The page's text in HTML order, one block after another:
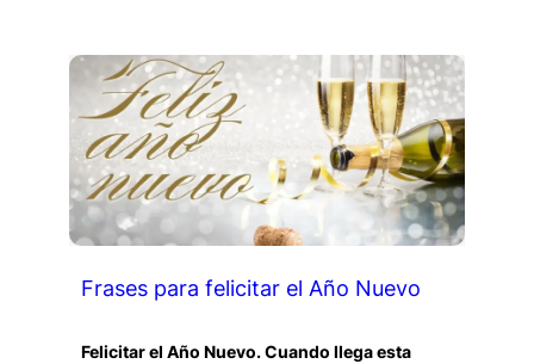
Frases para felicitar el Año Nuevo
Felicitar el Año Nuevo. Cuando llega esta